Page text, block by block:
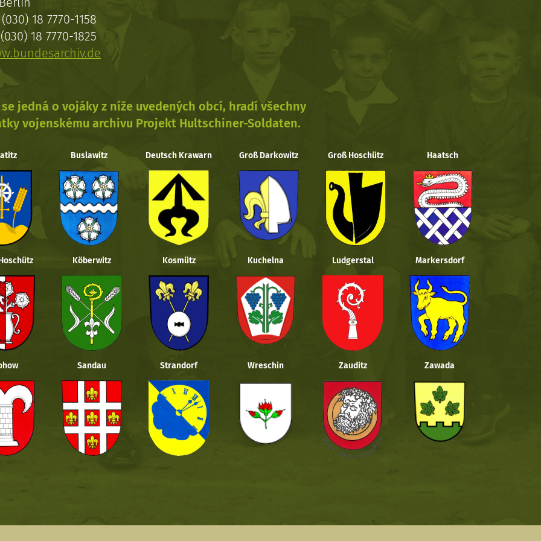
18 7770-1158
18 7770-1825
jedná o vojáky z níže uvedených obcí, hradí všechny
vojenskému archivu Projekt Hultschiner-Soldaten.
Buslawitz Deutsch Krawarn Groß Darkowitz Groß Hoschütz Haatsch
Köberwitz Kosmütz Kuchelna Ludgerstal Markersdorf
Sandau Strandorf Wreschin Zauditz Zawada